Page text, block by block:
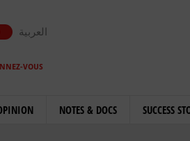
العربية
VOUS
NOTES & DOCS SUCCESS